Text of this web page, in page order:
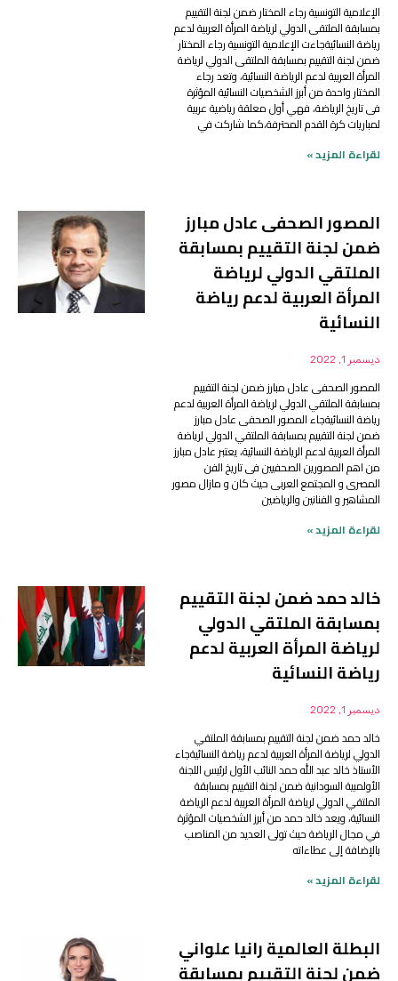
الإعلامية التونسية رجاء المختار ضمن لجنة التقييم
بمسابقة الملتقى الدولي لرياضة المرأة العربية لدعم
رياضة النسائيةجاءت الإعلامية التونسية رجاء المختار
ضمن لجنة التقييم بمسابقة الملتقى الدولي لرياضة
المرأة العربية لدعم الرياضة النسائية، وتعد رجاء
المختار واحدة من أبرز الشخصيات النسائية المؤثرة
فى تاريخ الرياضة، فهي أول معلقة رياضية عربية
لمباريات كرة القدم المحترفة،كما شاركت في
لقراءة المزيد »
المصور الصحفى عادل مبارز
ضمن لجنة التقييم بمسابقة
الملتقي الدولي لرياضة
المرأة العربية لدعم رياضة
النسائية
ديسمبر 1, 2022
المصور الصحفى عادل مبارز ضمن لجنة التقييم
بمسابقة الملتقي الدولي لرياضة المرأة العربية لدعم
رياضة النسائيةجاء المصور الصحفى عادل مبارز
ضمن لجنة التقييم بمسابقة الملتقي الدولي لرياضة
المرأة العربية لدعم الرياضة النسائية، يعتبر عادل مبارز
من اهم المصورين الصحفيين فى تاريخ الفن
المصرى و المجتمع العربى حيث كان و مازال مصور
المشاهير و الفنانين والرياضين
لقراءة المزيد »
خالد حمد ضمن لجنة التقييم
بمسابقة الملتقي الدولي
لرياضة المرأة العربية لدعم
رياضة النسائية
ديسمبر 1, 2022
خالد حمد ضمن لجنة التقييم بمسابقة الملتقي
الدولي لرياضة المرأة العربية لدعم رياضة النسائيةجاء
الأستاذ خالد عبد الله حمد النائب الأول لرئيس اللجنة
الأولمبية السودانية ضمن لجنة التقييم بمسابقة
الملتقي الدولي لرياضة المرأة العربية لدعم الرياضة
النسائية، ويعد خالد حمد من أبرز الشخصيات المؤثرة
في مجال الرياضة حيث تولى العديد من المناصب
بالإضافة إلى عطاءاته
لقراءة المزيد »
البطلة العالمية رانيا علواني
ضمن لجنة التقييم بمسابقة